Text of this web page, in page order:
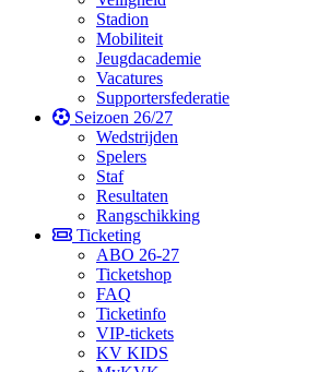
Stadion
Mobiliteit
Jeugdacademie
Vacatures
Supportersfederatie
Seizoen 26/27
Wedstrijden
Spelers
Staf
Resultaten
Rangschikking
Ticketing
ABO 26-27
Ticketshop
FAQ
Ticketinfo
VIP-tickets
KV KIDS